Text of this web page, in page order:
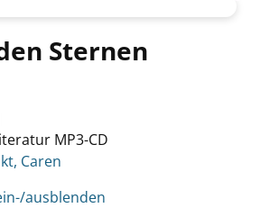
Sternen
MP3-CD
diesem Verfasser
Caren
ausblenden